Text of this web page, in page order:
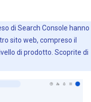
di Search Console hanno
sito web, compreso il
di prodotto. Scoprite di